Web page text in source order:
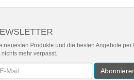
neuesten Produkte und die besten Angebote per
nichts mehr verpasst.